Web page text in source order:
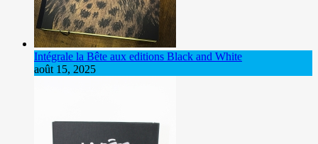
Intégrale la Bête aux editions Black and White
août 15, 2025